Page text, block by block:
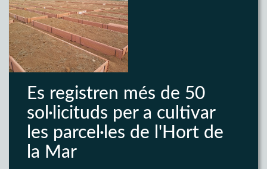
Es registren més de 50
sol·licituds per a cultivar
les parcel·les de l'Hort de
la Mar